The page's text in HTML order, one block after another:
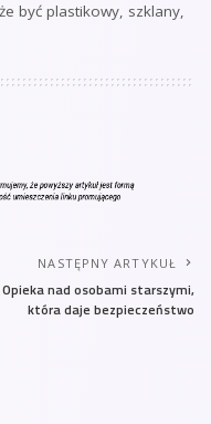
być plastikowy, szklany,
NASTĘPNY ARTYKUŁ
Opieka nad osobami starszymi,
która daje bezpieczeństwo